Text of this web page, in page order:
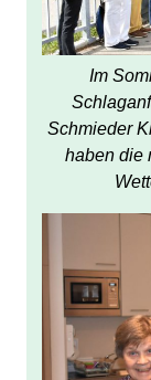
Im
Schmieder
haben die